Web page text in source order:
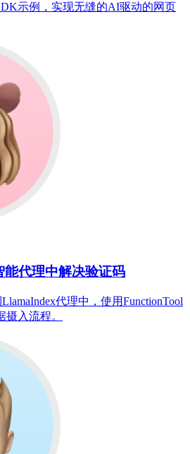
示例，实现无缝的AI驱动的网页
代理中解决验证码
代理中，使用FunctionTool
摄入流程。